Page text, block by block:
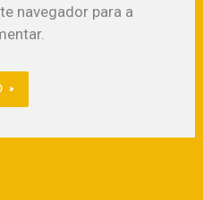
navegador para a